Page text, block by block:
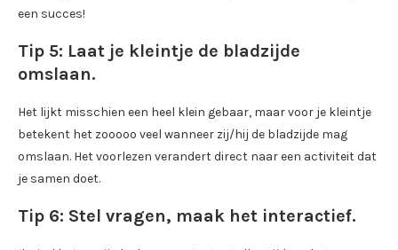
een succes!
Tip 5: Laat je kleintje de bladzijde
omslaan.
Het lijkt misschien een heel klein gebaar, maar voor je kleintje
betekent het zooooo veel wanneer zij/hij de bladzijde mag
omslaan. Het voorlezen verandert direct naar een activiteit dat
je samen doet.
Tip 6: Stel vragen, maak het interactief.